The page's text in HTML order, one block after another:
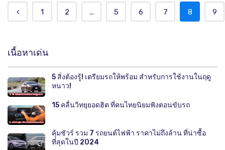
1 2 ... 5 6 7 8 9
เนื้อหาเด่น
5 สิ่งต้องรู้! เตรียมรถให้พร้อม สำหรับการใช้งานในฤดู
หนาว!
15 คลื่นวิทยุยอดฮิต ที่คนไทยนิยมฟังตอนขับรถ
คุ้มชัวร์ รวม 7 รถยนต์ไฟฟ้า ราคาไม่ถึงล้าน ที่น่าซื้อ
ที่สุดในปี 2024